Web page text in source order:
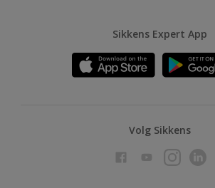
Sikkens Expert App
Volg Sikkens